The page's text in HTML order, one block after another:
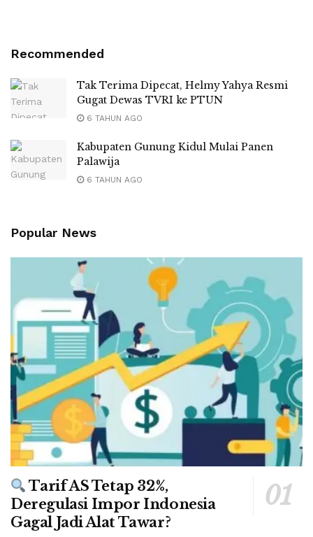
Recommended
Tak Terima Dipecat, Helmy Yahya Resmi
Gugat Dewas TVRI ke PTUN
6 TAHUN AGO
Kabupaten Gunung Kidul Mulai Panen
Palawija
6 TAHUN AGO
Popular News
Tarif AS Tetap 32%,
Deregulasi Impor Indonesia
Gagal Jadi Alat Tawar?